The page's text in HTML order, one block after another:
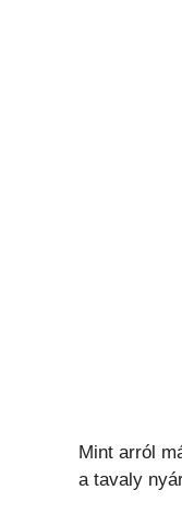
Mint arról
a tavaly